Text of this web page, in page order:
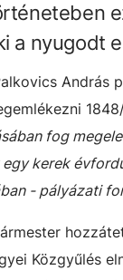
a nyugodt
András
fog
egy kerek
- pályázati
Közgyűlés